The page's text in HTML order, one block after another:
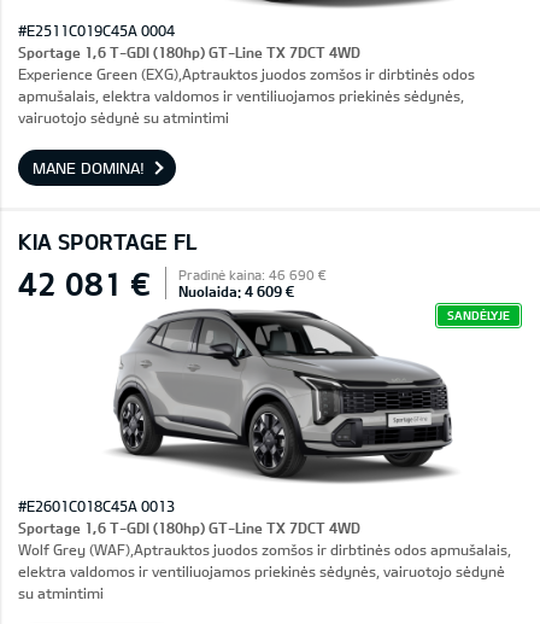
#E2511C019C45A 0004
Sportage 1,6 T-GDI (180hp) GT-Line TX 7DCT 4WD
Experience Green (EXG),Aptrauktos juodos zomšos ir dirbtinės odos
apmušalais, elektra valdomos ir ventiliuojamos priekinės sėdynės,
vairuotojo sėdynė su atmintimi
MANE DOMINA!
KIA SPORTAGE FL
42 081 € Pradinė kaina: 46 690 €
Nuolaida: 4 609 €
SANDĖLYJE
#E2601C018C45A 0013
Sportage 1,6 T-GDI (180hp) GT-Line TX 7DCT 4WD
Wolf Grey (WAF),Aptrauktos juodos zomšos ir dirbtinės odos apmušalais,
elektra valdomos ir ventiliuojamos priekinės sėdynės, vairuotojo sėdynė
su atmintimi